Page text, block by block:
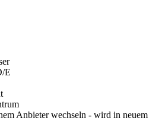
E
Anbieter wechseln - wird in neuem